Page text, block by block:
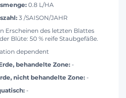
0.8 L/HA
3 /SAISON/JAHR
Erscheinen des letzten Blattes
Blüte: 50 % reife Staubgefäße.
dependent
behandelte Zone: -
nicht behandelte Zone: -
-